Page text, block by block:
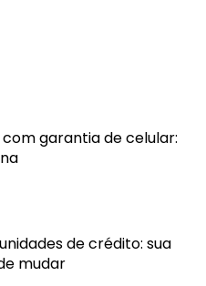
garantia de celular:
de crédito: sua
mudar